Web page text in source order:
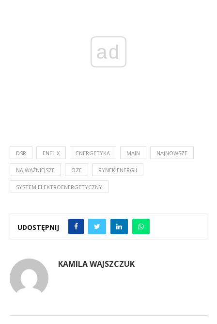
ad
DSR ENEL X ENERGETYKA MAIN NAJNOWSZE
NAJWAŻNIEJSZE OZE RYNEK ENERGII
SYSTEM ELEKTROENERGETYCZNY
UDOSTĘPNIJ
KAMILA WAJSZCZUK